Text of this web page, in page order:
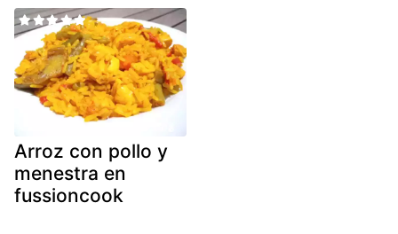
Arroz con pollo y
menestra en
fussioncook